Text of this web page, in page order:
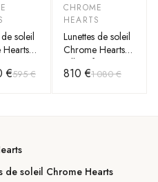
soleil
en
€595 €
-25 %
CHROME
HEARTS
Lunettes de soleil
Chrome Hearts
Billie II forme
aviator en métal
810 €1 080 €
de soleil Chrome Hearts